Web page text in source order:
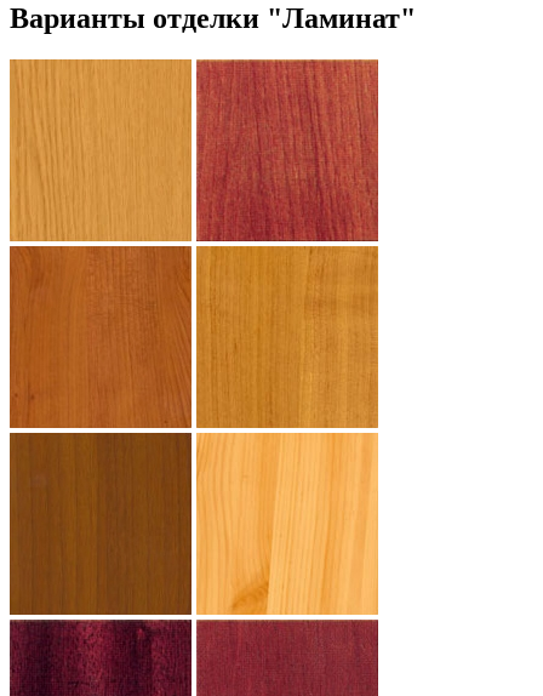
Варианты отделки "Ламинат"